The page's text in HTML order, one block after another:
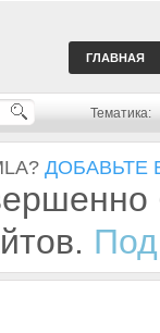
ГЛАВНАЯ
Тематика:
ДОБАВЬТЕ